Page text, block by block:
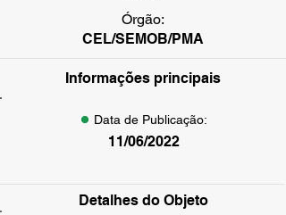
Órgão:
CEL/SEMOB/PMA
Informações principais
Data de Publicação:
11/06/2022
Detalhes do Objeto